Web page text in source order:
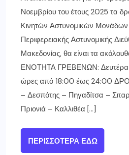
Νοεμβρίου του έτους 2025 τα
Κινητών Αστυνομικών Μονάδων
Περιφερειακής Αστυνομικής
Μακεδονίας, θα είναι τα
ΕΝΟΤΗΤΑ ΓΡΕΒΕΝΩΝ: Δευτέρα
ώρες από 18:00 έως 24:00
– Δεσπότης – Πηγαδίτσα –
Πριονιά – Καλλιθέα […]
ΠΕΡΙΣΣΌΤΕΡΑ ΕΔΏ